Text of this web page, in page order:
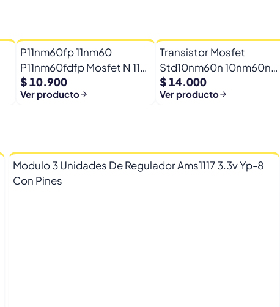
P11nm60fp 11nm60
P11nm60fdfp Mosfet N 11a
600vto-220f
$ 10.900
Ver producto
Transistor Mosfet
Std10nm60n 10nm60n
10nm6 600v 8a To-252
$ 14.000
Ver producto
Modulo 3 Unidades De Regulador Ams1117 3.3v Yp-8
Con Pines